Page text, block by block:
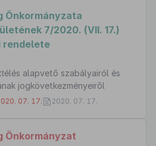
Önkormányzata
7/2020. (VII. 17.)
rendelete
alapvető szabályairól és
jogkövetkezményeiről
07. 17. 2020. 07. 17.
Önkormányzat